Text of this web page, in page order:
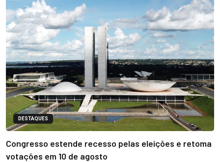
DESTAQUES
Congresso estende recesso pelas eleições e retoma
votações em 10 de agosto